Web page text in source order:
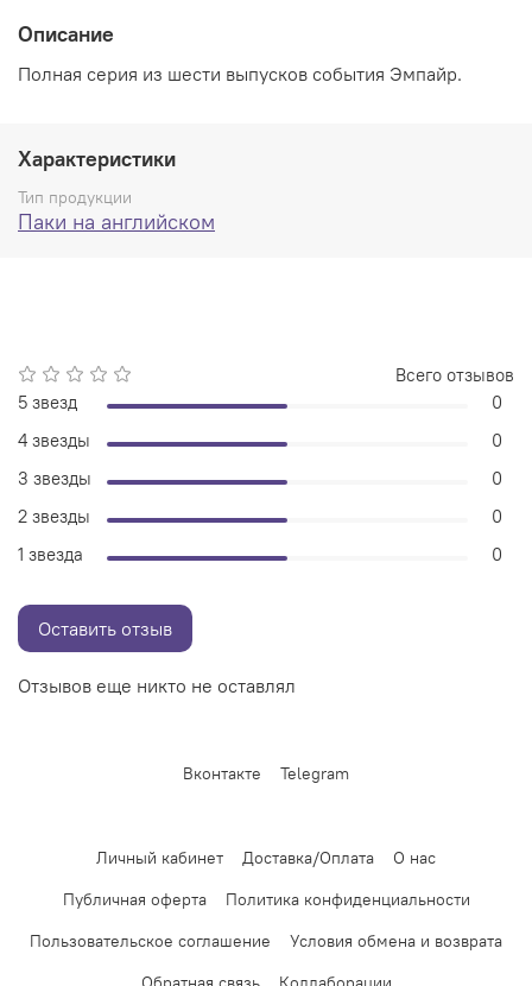
Описание
Полная серия из шести выпусков события Эмпайр.
Характеристики
Тип продукции
Паки на английском
Отзывов еще никто не оставлял
Всего отзывов
5 звезд
0
4 звезды
0
3 звезды
0
2 звезды
0
1 звезда
0
Оставить отзыв
Вконтакте Telegram
Личный кабинет Доставка/Оплата
О нас
Публичная оферта
Политика конфиденциальности
Пользовательское соглашение
Условия обмена и возврата